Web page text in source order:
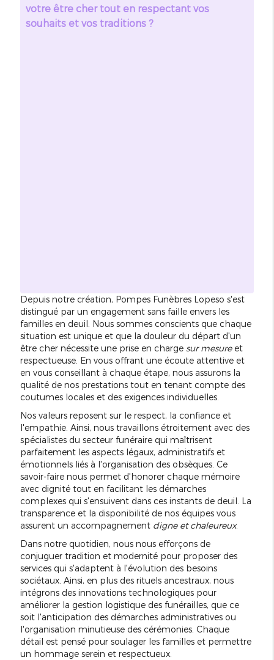
votre être cher tout en respectant vos
souhaits et vos traditions ?
Depuis notre création, Pompes Funèbres Lopeso s'est
distingué par un engagement sans faille envers les
familles en deuil. Nous sommes conscients que chaque
situation est unique et que la douleur du départ d'un
être cher nécessite une prise en charge sur mesureet
respectueuse. En vous offrant une écoute attentive et
en vous conseillant à chaque étape, nous assurons la
qualité de nos prestations tout en tenant compte des
coutumes locales et des exigences individuelles.
Nos valeurs reposent sur le respect, la confiance et
l'empathie. Ainsi, nous travaillons étroitement avec des
spécialistes du secteur funéraire qui maîtrisent
parfaitement les aspects légaux, administratifs et
émotionnels liés à l'organisation des obsèques. Ce
savoir-faire nous permet d'honorer chaque mémoire
avec dignité tout en facilitant les démarches
complexes qui s'ensuivent dans ces instants de deuil. La
transparence et la disponibilité de nos équipes vous
assurent un accompagnement digne et chaleureux.
Dans notre quotidien, nous nous efforçons de
conjuguer tradition et modernité pour proposer des
services qui s'adaptent à l'évolution des besoins
sociétaux. Ainsi, en plus des rituels ancestraux, nous
intégrons des innovations technologiques pour
améliorer la gestion logistique des funérailles, que ce
soit l'anticipation des démarches administratives ou
l'organisation minutieuse des cérémonies. Chaque
détail est pensé pour soulager les familles et permettre
un hommage serein et respectueux.